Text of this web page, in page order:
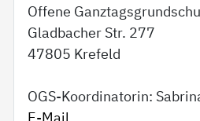
Offene
Gladbacher Str. 277
47805 Krefeld
OGS-Koordinatorin:
E-Mail